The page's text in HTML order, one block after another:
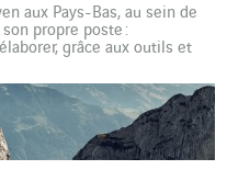
aux Pays-Bas, au sein de
propre poste :
grâce aux outils et
La mission de Tjerk
[…]